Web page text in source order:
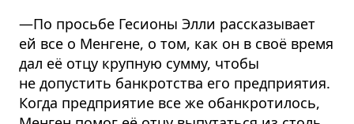
—По просьбе Гесионы Элли рассказывает
ей все о Менгене, о том, как он в своё время
дал её отцу крупную сумму, чтобы
не допустить банкротства его предприятия.
Когда предприятие все же обанкротилось,